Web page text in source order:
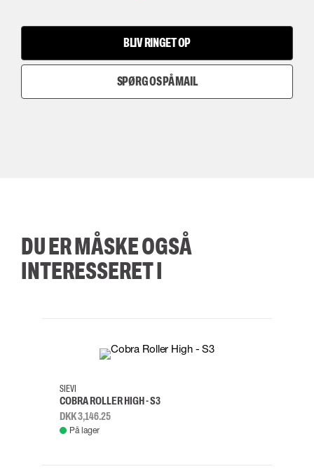
BLIV RINGET OP
SPØRG OS PÅ MAIL
DU ER MÅSKE OGSÅ
INTERESSERET I
38
SIEVI
COBRA ROLLER HIGH - S3
DKK 3,146.25
På lager